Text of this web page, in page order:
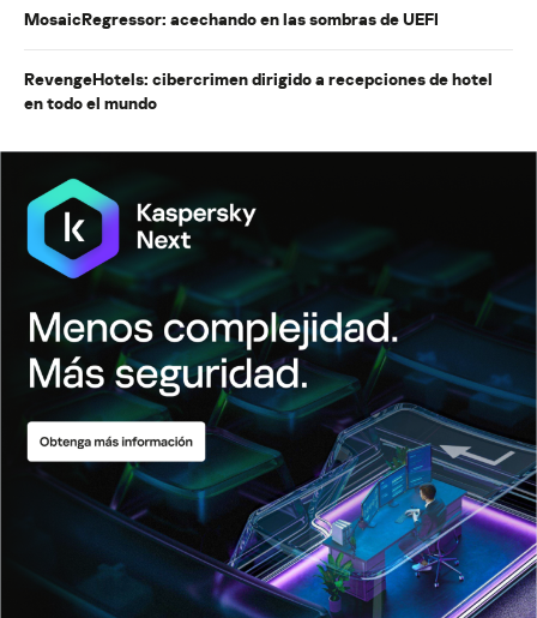
MosaicRegressor: acechando en las sombras de UEFI
RevengeHotels: cibercrimen dirigido a recepciones de hotel
en todo el mundo